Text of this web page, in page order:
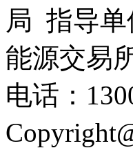
局 指导单
能源交易
电话：